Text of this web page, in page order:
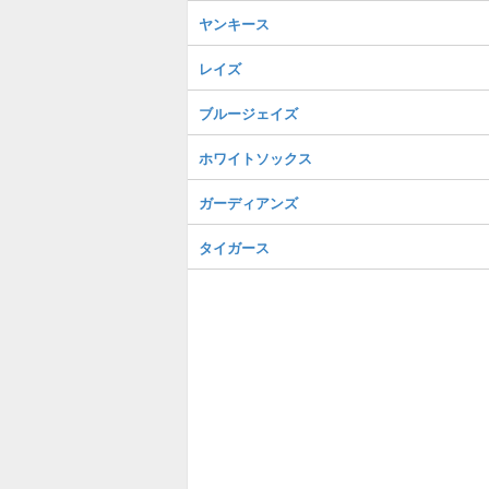
ヤンキース
レイズ
ブルージェイズ
ホワイトソックス
ガーディアンズ
タイガース